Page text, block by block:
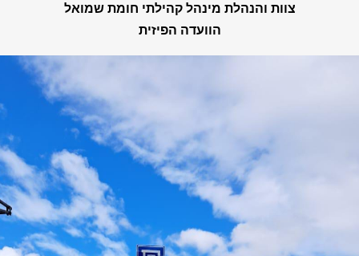
צוות והנהלת מינהל קהילתי חומת שמואל
הוועדה הפיזית